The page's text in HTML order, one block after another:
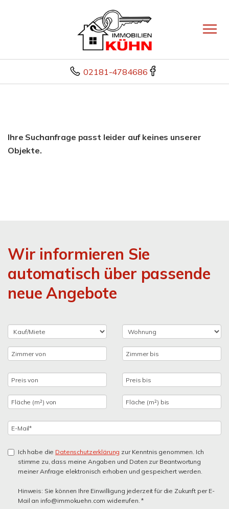
02181-4784686
Ihre Suchanfrage passt leider auf keines unserer
Objekte.
Wir informieren Sie
automatisch über passende
neue Angebote
Ich habe die Datenschutzerklärung zur Kenntnis genommen. Ich
stimme zu, dass meine Angaben und Daten zur Beantwortung
meiner Anfrage elektronisch erhoben und gespeichert werden.
Hinweis: Sie können Ihre Einwilligung jederzeit für die Zukunft per E-
Mail an info@immokuehn.com widerrufen. *